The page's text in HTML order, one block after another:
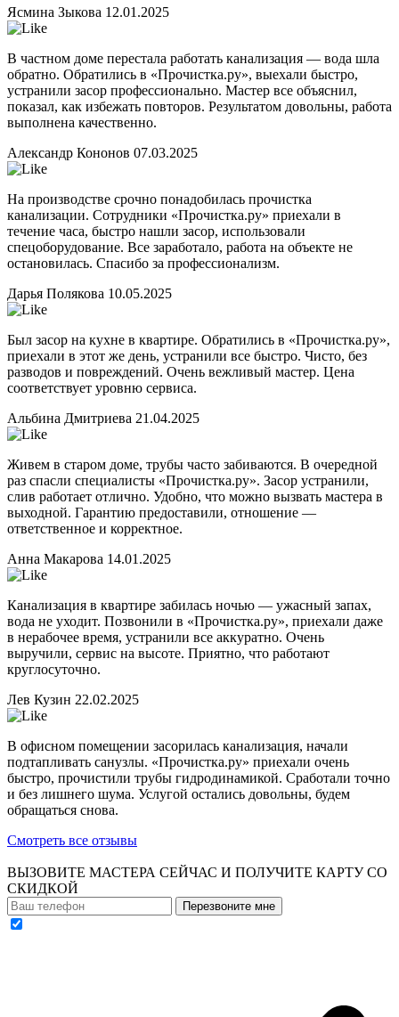
Ясмина Зыкова 12.01.2025
В частном доме перестала работать канализация — вода шла
обратно. Обратились в «Прочистка.ру», выехали быстро,
устранили засор профессионально. Мастер все объяснил,
показал, как избежать повторов. Результатом довольны, работа
выполнена качественно.
Александр Кононов 07.03.2025
На производстве срочно понадобилась прочистка
канализации. Сотрудники «Прочистка.ру» приехали в
течение часа, быстро нашли засор, использовали
спецоборудование. Все заработало, работа на объекте не
остановилась. Спасибо за профессионализм.
Дарья Полякова 10.05.2025
Был засор на кухне в квартире. Обратились в «Прочистка.ру»,
приехали в этот же день, устранили все быстро. Чисто, без
разводов и повреждений. Очень вежливый мастер. Цена
соответствует уровню сервиса.
Альбина Дмитриева 21.04.2025
Живем в старом доме, трубы часто забиваются. В очередной
раз спасли специалисты «Прочистка.ру». Засор устранили,
слив работает отлично. Удобно, что можно вызвать мастера в
выходной. Гарантию предоставили, отношение —
ответственное и корректное.
Анна Макарова 14.01.2025
Канализация в квартире забилась ночью — ужасный запах,
вода не уходит. Позвонили в «Прочистка.ру», приехали даже
в нерабочее время, устранили все аккуратно. Очень
выручили, сервис на высоте. Приятно, что работают
круглосуточно.
Лев Кузин 22.02.2025
В офисном помещении засорилась канализация, начали
подтапливать санузлы. «Прочистка.ру» приехали очень
быстро, прочистили трубы гидродинамикой. Сработали точно
и без лишнего шума. Услугой остались довольны, будем
обращаться снова.
Смотреть все отзывы
ВЫЗОВИТЕ МАСТЕРА СЕЙЧАС И ПОЛУЧИТЕ КАРТУ СО
СКИДКОЙ
Перезвоните мне